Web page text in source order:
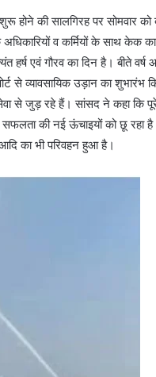
होने की सालगिरह पर सोमवार को
व कर्मियों के साथ केक
हर्ष एवं गौरव का दिन है। बीते
से व्यावसायिक उड़ान का शुभारंभ
से जुड़ रहे हैं। सांसद ने कहा कि
की नई ऊंचाइयों को छू रहा
का भी परिवहन हुआ है।